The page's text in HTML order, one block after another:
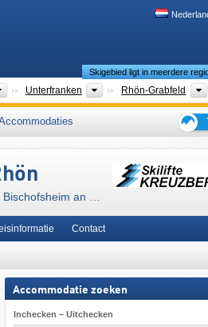
Toeristische regio's
Unterfranken Districten
Rhön-Grabfeld
Skigebied ligt in meerdere
Zuid-Duitsland Midden-
de
an der
Contact
Accommodatie zoeken
Inchecken – Uitchecken